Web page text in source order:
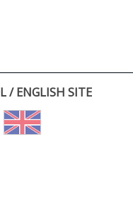
/ ENGLISH SITE